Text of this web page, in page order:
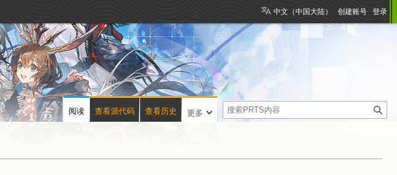
中文（中国大陆） 创建账号 登录
阅读 查看源代码 查看历史 更多
搜
索